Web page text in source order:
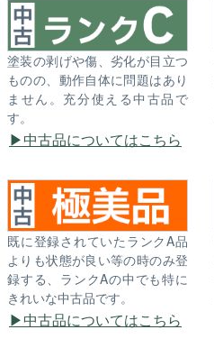
塗装の剥げや傷、劣化が目立つ
ものの、動作自体に問題はあり
ません。充分使える中古品で
す。
中古品についてはこちら
既に登録されていたランクA品
よりも状態が良い等の時のみ登
録する、ランクAの中でも特に
きれいな中古品です。
中古品についてはこちら